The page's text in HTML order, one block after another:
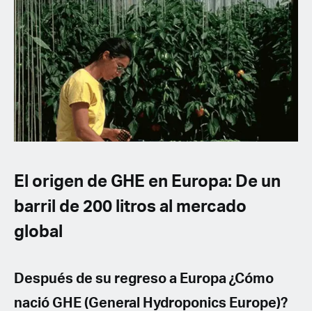
El origen de GHE en Europa: De un
barril de 200 litros al mercado
global
Después de su regreso a Europa ¿Cómo
nació GHE (General Hydroponics Europe)?